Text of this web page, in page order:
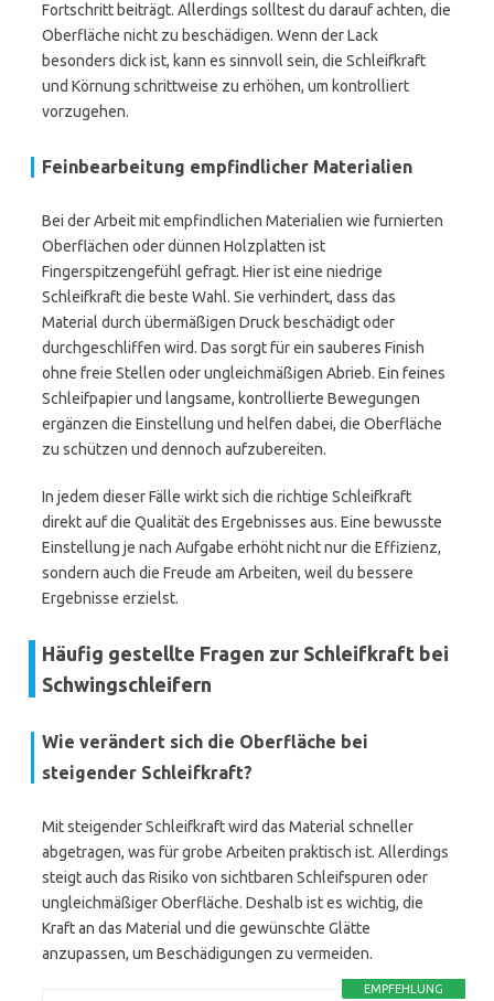
Fortschritt beiträgt. Allerdings solltest du darauf achten, die
Oberfläche nicht zu beschädigen. Wenn der Lack
besonders dick ist, kann es sinnvoll sein, die Schleifkraft
und Körnung schrittweise zu erhöhen, um kontrolliert
vorzugehen.
Feinbearbeitung empfindlicher Materialien
Bei der Arbeit mit empfindlichen Materialien wie furnierten
Oberflächen oder dünnen Holzplatten ist
Fingerspitzengefühl gefragt. Hier ist eine niedrige
Schleifkraft die beste Wahl. Sie verhindert, dass das
Material durch übermäßigen Druck beschädigt oder
durchgeschliffen wird. Das sorgt für ein sauberes Finish
ohne freie Stellen oder ungleichmäßigen Abrieb. Ein feines
Schleifpapier und langsame, kontrollierte Bewegungen
ergänzen die Einstellung und helfen dabei, die Oberfläche
zu schützen und dennoch aufzubereiten.
In jedem dieser Fälle wirkt sich die richtige Schleifkraft
direkt auf die Qualität des Ergebnisses aus. Eine bewusste
Einstellung je nach Aufgabe erhöht nicht nur die Effizienz,
sondern auch die Freude am Arbeiten, weil du bessere
Ergebnisse erzielst.
Häufig gestellte Fragen zur Schleifkraft bei
Schwingschleifern
Wie verändert sich die Oberfläche bei
steigender Schleifkraft?
Mit steigender Schleifkraft wird das Material schneller
abgetragen, was für grobe Arbeiten praktisch ist. Allerdings
steigt auch das Risiko von sichtbaren Schleifspuren oder
ungleichmäßiger Oberfläche. Deshalb ist es wichtig, die
Kraft an das Material und die gewünschte Glätte
anzupassen, um Beschädigungen zu vermeiden.
EMPFEHLUNG